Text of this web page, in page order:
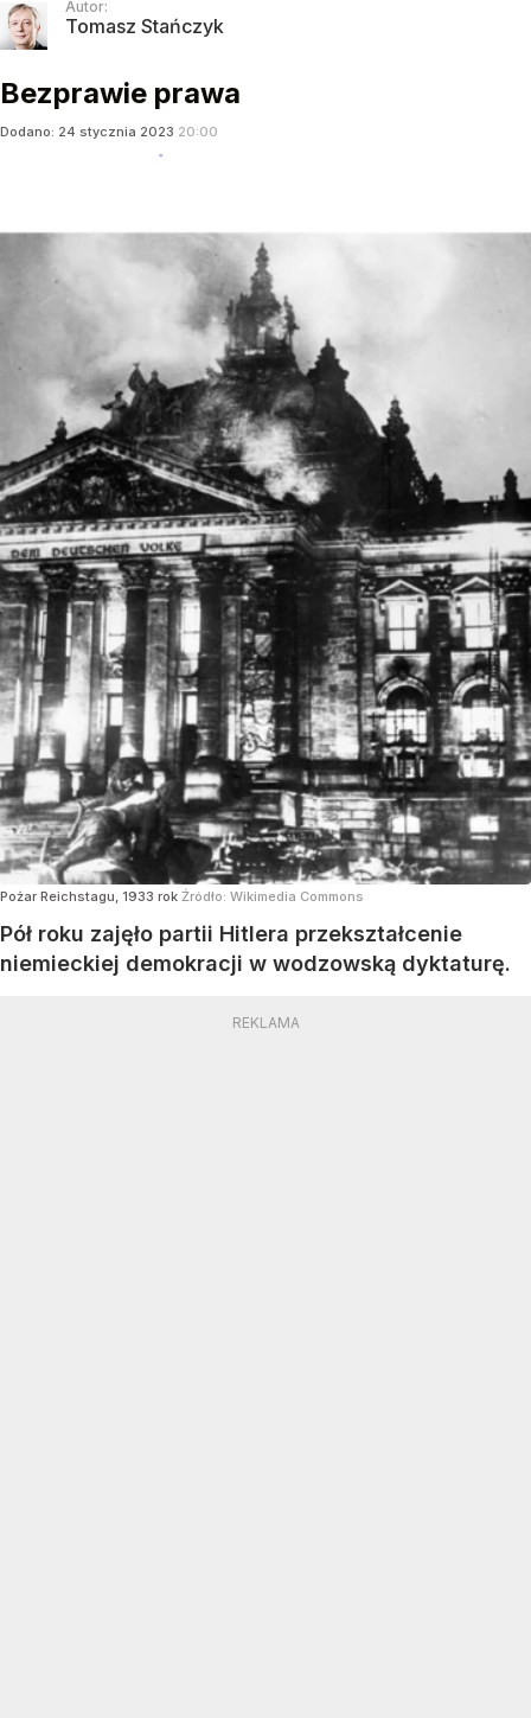
Autor:
Tomasz Stańczyk
Bezprawie prawa
Dodano: 24 stycznia 2023 20:00
Pożar Reichstagu, 1933 rok Źródło: Wikimedia Commons
Pół roku zajęło partii Hitlera przekształcenie
niemieckiej demokracji w wodzowską dyktaturę.